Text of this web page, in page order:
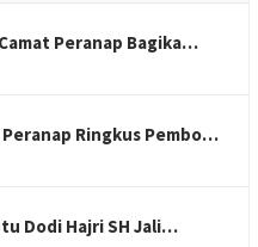
Peranap Bagika…
Ringkus Pembo…
Dodi Hajri SH Jali…